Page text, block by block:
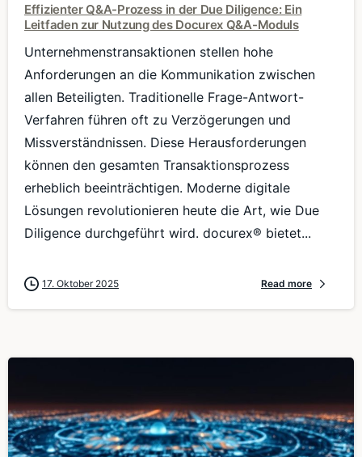
Effizienter Q&A-Prozess in der Due Diligence: Ein
Leitfaden zur Nutzung des Docurex Q&A-Moduls
Unternehmenstransaktionen stellen hohe
Anforderungen an die Kommunikation zwischen
allen Beteiligten. Traditionelle Frage-Antwort-
Verfahren führen oft zu Verzögerungen und
Missverständnissen. Diese Herausforderungen
können den gesamten Transaktionsprozess
erheblich beeinträchtigen. Moderne digitale
Lösungen revolutionieren heute die Art, wie Due
Diligence durchgeführt wird. docurex® bietet...
17. Oktober 2025 Read more